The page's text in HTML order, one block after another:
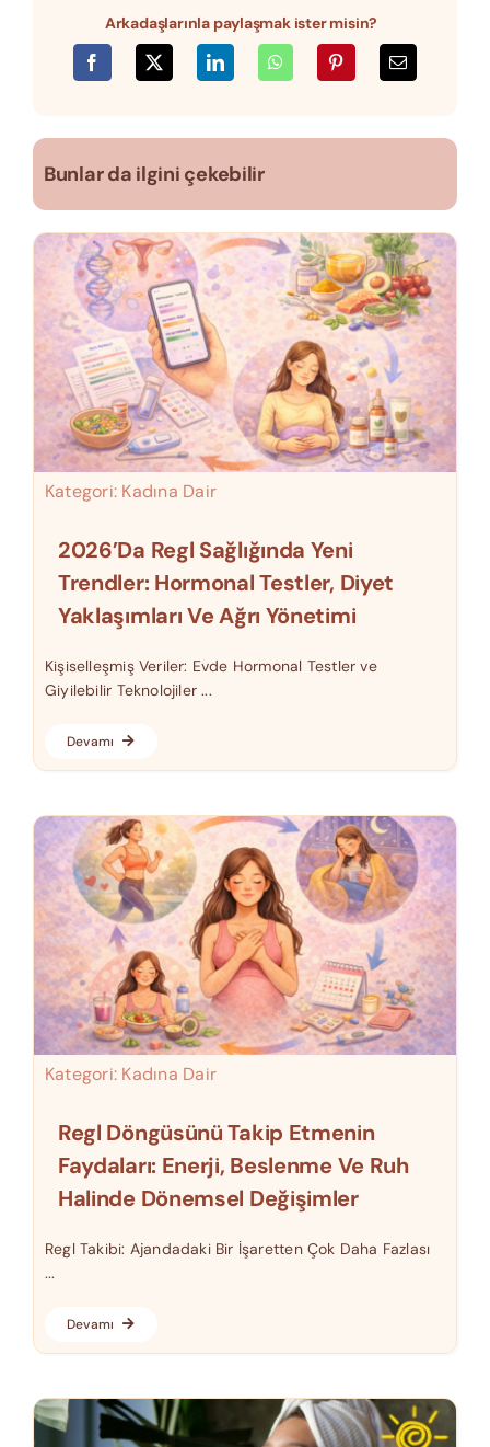
Arkadaşlarınla paylaşmak ister misin?
Bunlar da ilgini çekebilir
Kategori: Kadına Dair
2026’da Regl Sağlığında Yeni
Trendler: Hormonal Testler, Diyet
Yaklaşımları Ve Ağrı Yönetimi
Kişiselleşmiş Veriler: Evde Hormonal Testler ve
Giyilebilir Teknolojiler ...
Devamı
Kategori: Kadına Dair
Regl Döngüsünü Takip Etmenin
Faydaları: Enerji, Beslenme Ve Ruh
Halinde Dönemsel Değişimler
Regl Takibi: Ajandadaki Bir İşaretten Çok Daha Fazlası
...
Devamı